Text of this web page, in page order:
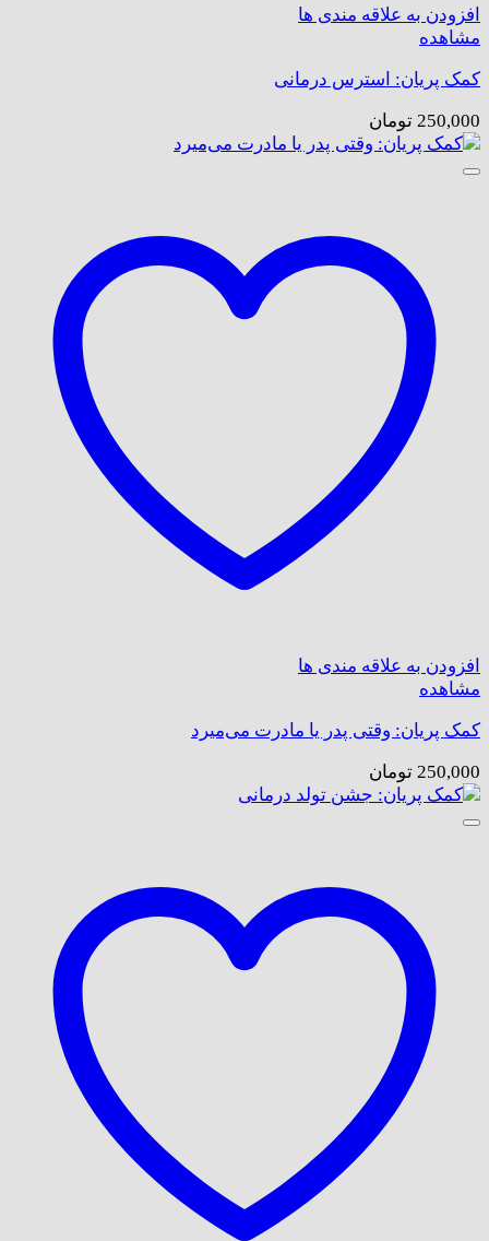
افزودن به علاقه مندی ها
مشاهده
کمک پریان: استرس درمانی
250,000 تومان
افزودن به علاقه مندی ها
مشاهده
کمک پریان: وقتی پدر یا مادرت می‌میرد
250,000 تومان